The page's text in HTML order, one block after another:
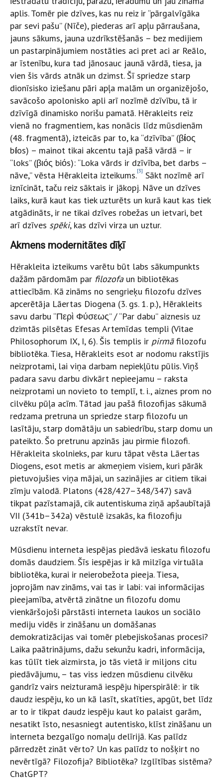
aplis. Tomēr pie dzīves, kas nu reiz ir “pārgalvīgāka
par sevi pašu” (Nīče), piederas arī apļu pārraušana,
jauns sākums, jauna uzdrīkstēšanās – bez medijiem
un pastarpinājumiem nostāties aci pret aci ar Reālo,
ar īstenību, kura tad jānosauc jaunā vārdā, tiesa, ja
vien šis vārds atnāk un dzimst. Šī spriedze starp
dionīsisko iziešanu pāri apļa malām un organizējošo,
savācošo apolonisko apli arī nozīmē dzīvību, tā ir
dzīvīgā dinamisko norišu pamatā. Hērakleits reiz
vienā no fragmentiem, kas nonācis līdz mūsdienām
(48. fragmentā), izteicās par to, ka “dzīvība” (βίος
bíos) – mainot tikai akcentu tajā pašā vārdā – ir
“loks” (βιός biόs): “Loka vārds ir dzīvība, bet darbs –
nāve,” vēsta Hērakleita izteikums.[3] Sākt nozīmē arī
iznīcināt, taču reiz sāktais ir jākopj. Nāve un dzīves
laiks, kurā kaut kas tiek uzturēts un kurā kaut kas tiek
atgādināts, ir ne tikai dzīves robežas un ietvari, bet
arī dzīves spēki, kas dzīvi virza un uztur.
Akmens modernitātes dīķī
Hērakleita izteikums varētu būt labs sākumpunkts
dažām pārdomām par filozofaun bibliotēkas
attiecībām. Kā zināms no sen­grieķu filozofu dzīves
apcerētāja Lāertas Diogena (3. gs. 1. p.), Hērakleits
savu darbu “Περὶ Φύσεως” / “Par dabu” aiznesis uz
dzimtās pilsētas Efesas Artemīdas templi (Vitae
Philosophorum IX, I, 6). Šis templis ir pirmāfilozofu
bibliotēka. Tiesa, Hērakleits esot ar nodomu rakstījis
neizprotami, lai viņa darbam nepiekļūtu pūlis. Viņš
padara savu darbu divkārt nepieejamu – raksta
neizprotami un novieto to templī, t. i., aiznes prom no
cilvēku pūļa acīm. Tātad jau pašā filozofijas sākumā
redzama pretruna un spriedze starp filozofu un
lasītāju, starp domātāju un sabiedrību, starp domu un
pateikto. Šo pretrunu apzinās jau pirmie filozofi.
Hērakleita skolnieks, par kuru tāpat vēsta Lāertas
Diogens, esot metis ar akmeņiem visiem, kuri pārāk
pietuvojušies viņa mājai, un sazinājies ar citiem tikai
zīmju valodā. Platons (428/427–348/347) savā
tikpat pazīstamajā, cik autentiskuma ziņā apšaubītajā
VII (341b–342a) vēstulē izsakās, ka filozofiju
uzrakstīt nevar.
Mūsdienu interneta iespējas piedāvā ieskatu filozofu
domās daudziem. Šīs iespējas ir kā milzīga virtuāla
bibliotēka, kurai ir neierobežota pieeja. Tiesa,
joprojām nav zināms, vai tas ir labi: vai informācijas
pieejamība, atvērtā zinātne un filozofu domu
vienkāršojoši pārstāsti interneta laukos un sociālo
mediju vidēs ir zināšanu un domāšanas
demokratizācijas vai tomēr plebejiskošanas procesi?
Laika paātrinājums, dažu sekunžu kadri, informācija,
kas tūlīt tiek aizmirsta, jo tās vietā ir miljons citu
piedāvājumu, – tas viss iedzen mūsdienu cilvēku
gandrīz vairs neizturamā iespēju hiperspirālē: ir tik
daudz iespēju, ko un kā lasīt, skatīties, apgūt, bet līdz
ar to ir tikpat daudz iespēju kaut ko palaist garām,
nesatikt īsto, nesasniegt autentisko, klīst zināšanu un
interneta bezgalīgo nomaļu delīrijā. Kas palīdz
pārredzēt zināt vērto? Un kas palīdz to nošķirt no
nevērtīgā? Filozofija? Bibliotēka? Izglītības sistēma?
ChatGPT?